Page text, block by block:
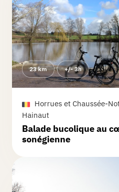
Très jolie
la forêt" SILLY
BXL ds les
Magali S.
Chasse réalisée le 21/
Belle balade à
L'étape 16 a été
de doutes à
23 km +/- 3h
Horrues et Chaussée-
Hainaut
Balade bucolique au
sonégienne